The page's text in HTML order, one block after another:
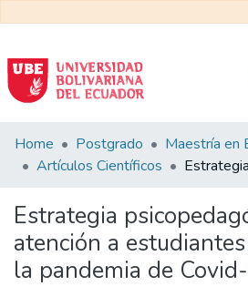
Communities
&
All of DSpace
Statistics
Home Postgrado
Artículos Científicos
Estrategia
atención a
la pandemia de